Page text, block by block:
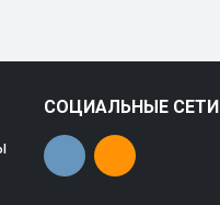
СОЦИАЛЬНЫЕ СЕТИ